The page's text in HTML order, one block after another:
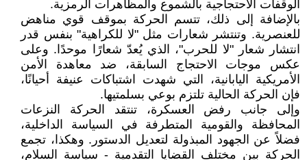
الوقفات الاحتجاجية بالشموع والمظاهرات الرمزية.
بالإضافة إلى ذلك، تتسم الحركة بموقف قوي مناهض
للعنصرية. وتنتشر شعارات مثل "لا للكراهية" بنفس قدر
انتشار شعار "لا للحرب"، الذي يُعدّ شعارًا موحدًا. وعلى
عكس موجات الاحتجاج السابقة، ضد معاهدة الأمن
الأمريكية اليابانية، التي شهدت اشتباكات عنيفة أحيانًا،
فإن الحركة الحالية تلتزم بوعي بسلمتيها.
وإلى جانب رفض العسكرة، تنتقد الحركة النزعات
المحافظة والقومية المتطرفة في السياسة الداخلية،
فضلاً عن الجهود المبذولة لتعديل الدستور. وهكذا، تجمع
الحركة بين مختلف القضايا التقدمية - سياسة السلام،